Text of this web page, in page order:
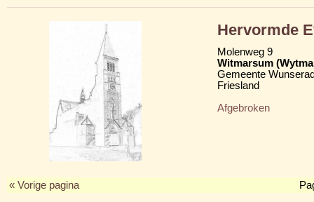
Hervormde
Molenweg 9
Witmarsum
Gemeente
Friesland
Afgebroken
« Vorige pagina